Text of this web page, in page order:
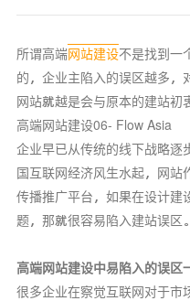
所谓高端网站建设不是找到一
的，企业主陷入的误区越多，
网站就越是会与原本的建站初
高端网站建设06- Flow Asia
企业早已从传统的线下战略逐
国互联网经济风生水起，网站
传播推广平台，如果在设计建
题，那就很容易陷入建站误区。
高端网站建设中易陷入的误区
很多企业在察觉互联网对于市